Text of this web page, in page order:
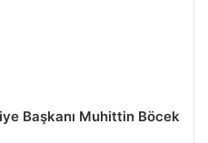
Başkanı Muhittin Böcek